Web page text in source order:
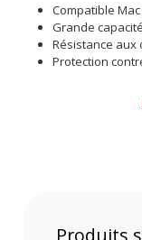
Compatible Mac
Grande
Résistance aux
Protection
Le disque dur
protection de